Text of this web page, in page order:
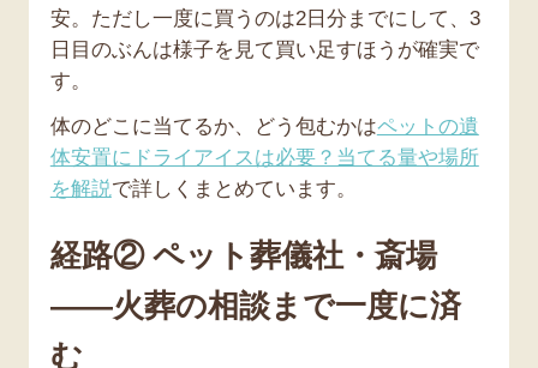
安。ただし一度に買うのは2日分までにして、3
日目のぶんは様子を見て買い足すほうが確実で
す。
体のどこに当てるか、どう包むかはペットの遺
体安置にドライアイスは必要？当てる量や場所
を解説で詳しくまとめています。
経路② ペット葬儀社・斎場
——火葬の相談まで一度に済
む